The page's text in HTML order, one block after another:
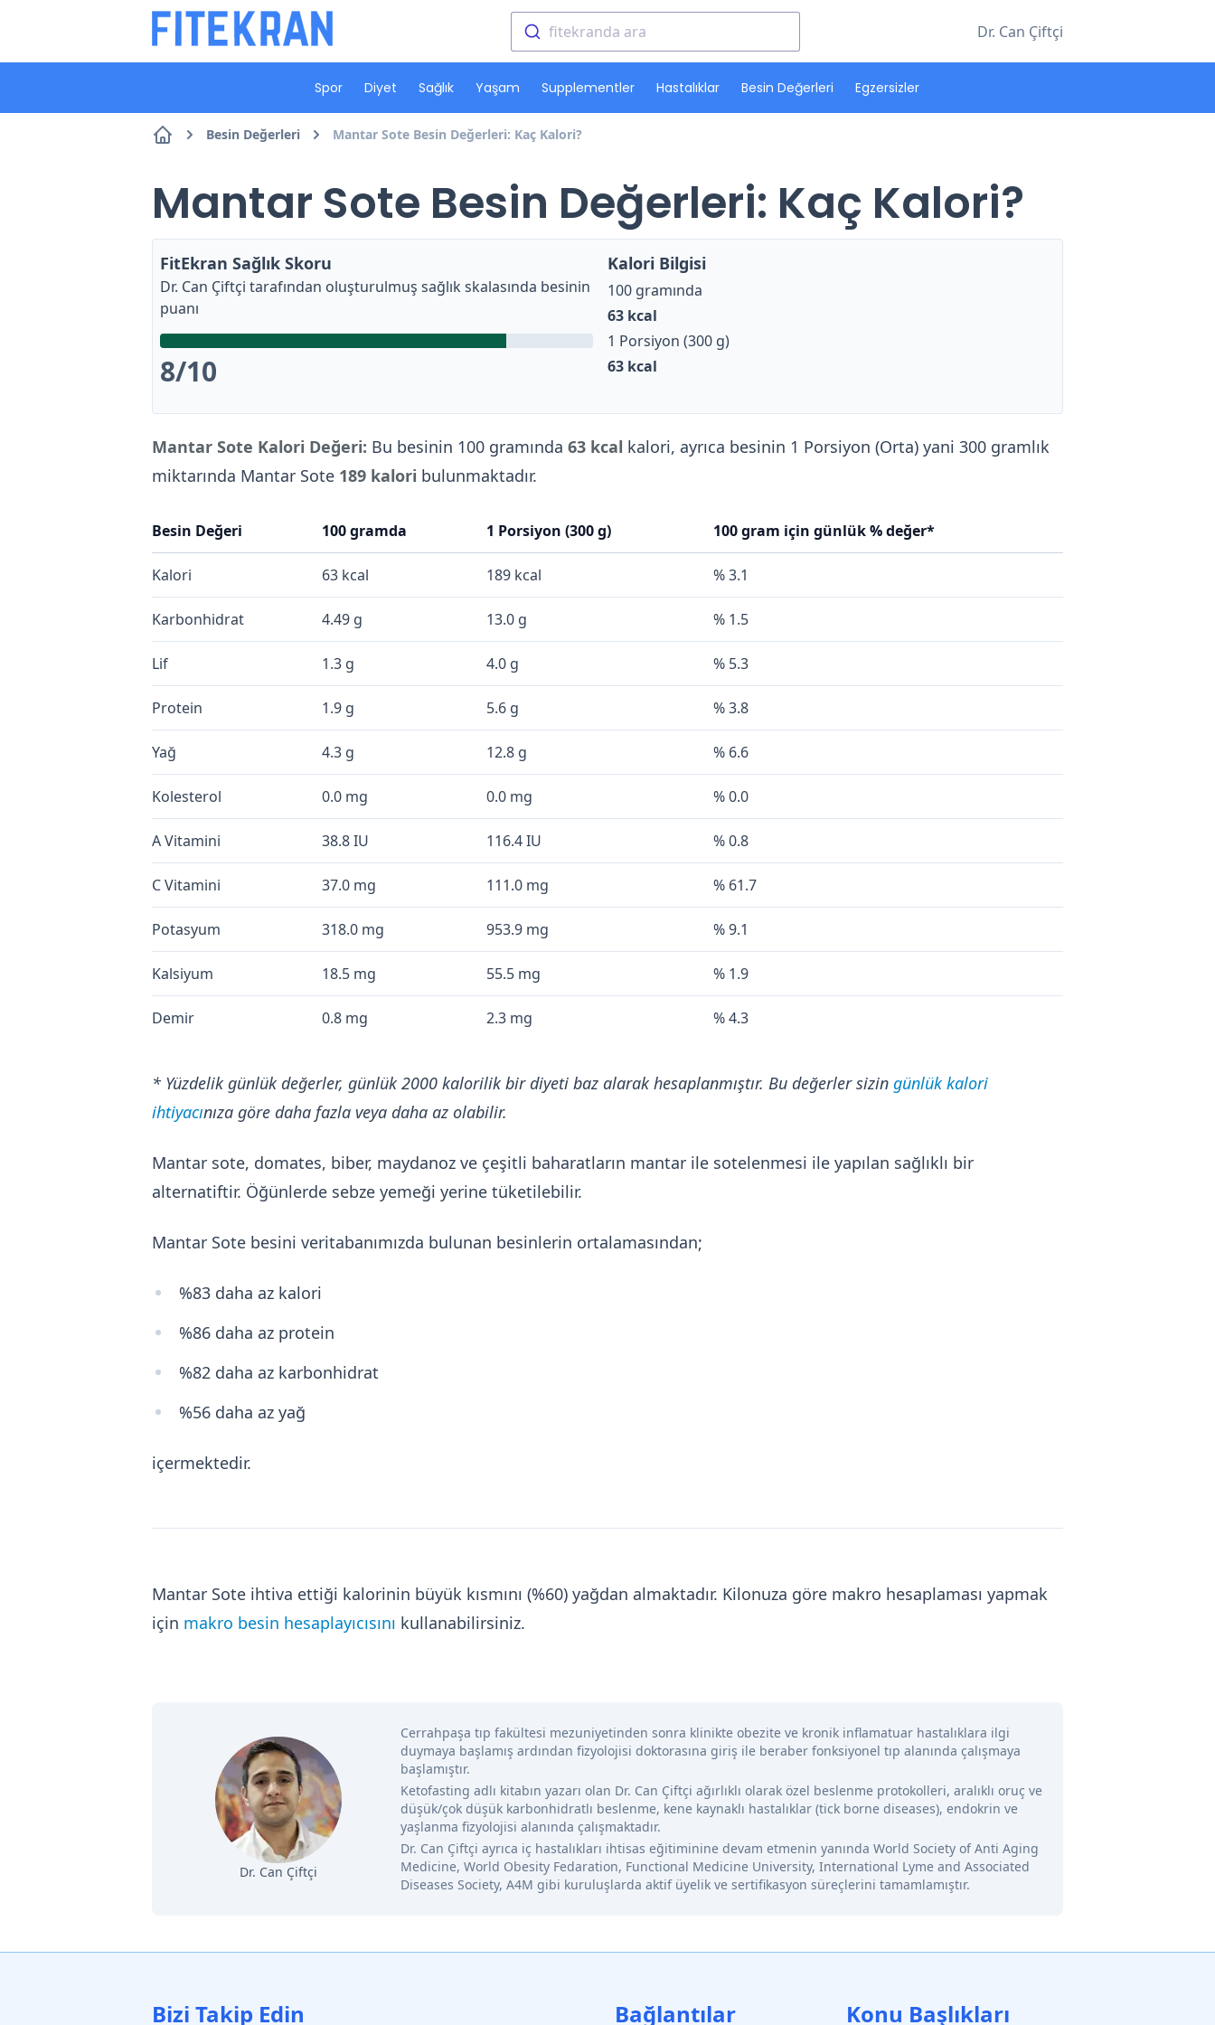
fitekranda ara Dr. Can Çiftçi
Spor Diyet Sağlık Yaşam Supplementler Hastalıklar Besin Değerleri Egzersizler
Besin Değerleri Mantar Sote Besin Değerleri: Kaç Kalori?
Mantar Sote Besin Değerleri: Kaç Kalori?
FitEkran Sağlık Skoru
Dr. Can Çiftçi tarafından oluşturulmuş sağlık skalasında besinin
puanı
8/10
Kalori Bilgisi
100 gramında
63 kcal
1 Porsiyon (300 g)
63 kcal
Mantar Sote Kalori Değeri: Bu besinin 100 gramında 63 kcal kalori, ayrıca besinin 1 Porsiyon (Orta) yani 300 gramlık
miktarında Mantar Sote 189 kalori bulunmaktadır.
Besin Değeri 100 gramda 1 Porsiyon (300 g) 100 gram için günlük % değer*
Kalori 63 kcal 189 kcal % 3.1
Karbonhidrat 4.49 g 13.0 g % 1.5
Lif 1.3 g 4.0 g % 5.3
Protein 1.9 g 5.6 g % 3.8
Yağ 4.3 g 12.8 g % 6.6
Kolesterol 0.0 mg 0.0 mg % 0.0
A Vitamini 38.8 IU 116.4 IU % 0.8
C Vitamini 37.0 mg 111.0 mg % 61.7
Potasyum 318.0 mg 953.9 mg % 9.1
Kalsiyum 18.5 mg 55.5 mg % 1.9
Demir 0.8 mg 2.3 mg % 4.3
* Yüzdelik günlük değerler, günlük 2000 kalorilik bir diyeti baz alarak hesaplanmıştır. Bu değerler sizin günlük kalori
ihtiyacınıza göre daha fazla veya daha az olabilir.
Mantar sote, domates, biber, maydanoz ve çeşitli baharatların mantar ile sotelenmesi ile yapılan sağlıklı bir
alternatiftir. Öğünlerde sebze yemeği yerine tüketilebilir.
Mantar Sote besini veritabanımızda bulunan besinlerin ortalamasından;
%83 daha az kalori
%86 daha az protein
%82 daha az karbonhidrat
%56 daha az yağ
içermektedir.
Mantar Sote ihtiva ettiği kalorinin büyük kısmını (%60) yağdan almaktadır. Kilonuza göre makro hesaplaması yapmak
için makro besin hesaplayıcısını kullanabilirsiniz.
Dr. Can Çiftçi
Cerrahpaşa tıp fakültesi mezuniyetinden sonra klinikte obezite ve kronik inflamatuar hastalıklara ilgi
duymaya başlamış ardından fizyolojisi doktorasına giriş ile beraber fonksiyonel tıp alanında çalışmaya
başlamıştır.
Ketofasting adlı kitabın yazarı olan Dr. Can Çiftçi ağırlıklı olarak özel beslenme protokolleri, aralıklı oruç ve
düşük/çok düşük karbonhidratlı beslenme, kene kaynaklı hastalıklar (tick borne diseases), endokrin ve
yaşlanma fizyolojisi alanında çalışmaktadır.
Dr. Can Çiftçi ayrıca iç hastalıkları ihtisas eğitiminine devam etmenin yanında World Society of Anti Aging
Medicine, World Obesity Fedaration, Functional Medicine University, International Lyme and Associated
Diseases Society, A4M gibi kuruluşlarda aktif üyelik ve sertifikasyon süreçlerini tamamlamıştır.
Bizi Takip Edin Bağlantılar Konu Başlıkları